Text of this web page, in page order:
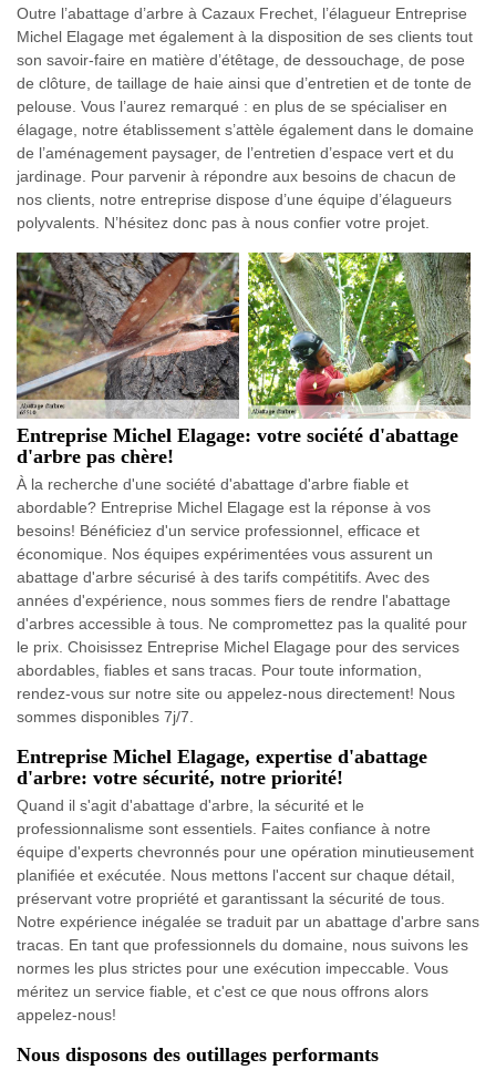
Outre l’abattage d’arbre à Cazaux Frechet, l’élagueur Entreprise
Michel Elagage met également à la disposition de ses clients tout
son savoir-faire en matière d’étêtage, de dessouchage, de pose
de clôture, de taillage de haie ainsi que d’entretien et de tonte de
pelouse. Vous l’aurez remarqué : en plus de se spécialiser en
élagage, notre établissement s’attèle également dans le domaine
de l’aménagement paysager, de l’entretien d’espace vert et du
jardinage. Pour parvenir à répondre aux besoins de chacun de
nos clients, notre entreprise dispose d’une équipe d’élagueurs
polyvalents. N’hésitez donc pas à nous confier votre projet.
Entreprise Michel Elagage: votre société d'abattage
d'arbre pas chère!
À la recherche d'une société d'abattage d'arbre fiable et
abordable? Entreprise Michel Elagage est la réponse à vos
besoins! Bénéficiez d'un service professionnel, efficace et
économique. Nos équipes expérimentées vous assurent un
abattage d'arbre sécurisé à des tarifs compétitifs. Avec des
années d'expérience, nous sommes fiers de rendre l'abattage
d'arbres accessible à tous. Ne compromettez pas la qualité pour
le prix. Choisissez Entreprise Michel Elagage pour des services
abordables, fiables et sans tracas. Pour toute information,
rendez-vous sur notre site ou appelez-nous directement! Nous
sommes disponibles 7j/7.
Entreprise Michel Elagage, expertise d'abattage
d'arbre: votre sécurité, notre priorité!
Quand il s'agit d'abattage d'arbre, la sécurité et le
professionnalisme sont essentiels. Faites confiance à notre
équipe d'experts chevronnés pour une opération minutieusement
planifiée et exécutée. Nous mettons l'accent sur chaque détail,
préservant votre propriété et garantissant la sécurité de tous.
Notre expérience inégalée se traduit par un abattage d'arbre sans
tracas. En tant que professionnels du domaine, nous suivons les
normes les plus strictes pour une exécution impeccable. Vous
méritez un service fiable, et c'est ce que nous offrons alors
appelez-nous!
Nous disposons des outillages performants